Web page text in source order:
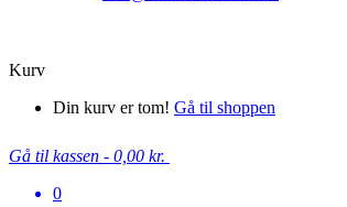
Kurv
Din kurv er tom! Gå til shoppen
Gå til kassen - 0,00 kr.
0